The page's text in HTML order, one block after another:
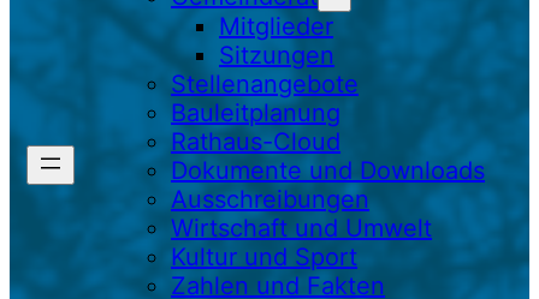
Mitglieder
Sitzungen
Stellenangebote
Bauleitplanung
Rathaus-Cloud
Dokumente und Downloads
Ausschreibungen
Wirtschaft und Umwelt
Kultur und Sport
Zahlen und Fakten